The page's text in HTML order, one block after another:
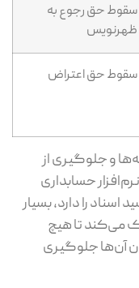
حق رجوع به
حق اعتراض
جلوگیری از
حسابداری
را دارد، بسیار
تا هیچ
آن‌ها جلوگیری